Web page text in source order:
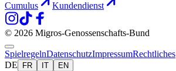
Cumulus
Kundendienst
© 2026 Migros-Genossenschafts-Bund
SpielregelnDatenschutzImpressumRechtliches
DE
FR IT EN